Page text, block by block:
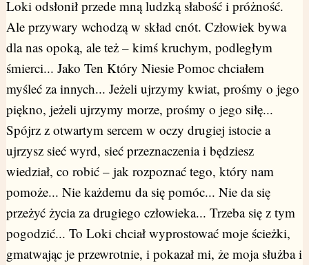
Loki odsłonił przede mną ludzką słabość i próżność.
Ale przywary wchodzą w skład cnót. Człowiek bywa
dla nas opoką, ale też – kimś kruchym, podległym
śmierci... Jako Ten Który Niesie Pomoc chciałem
myśleć za innych... Jeżeli ujrzymy kwiat, prośmy o jego
piękno, jeżeli ujrzymy morze, prośmy o jego siłę...
Spójrz z otwartym sercem w oczy drugiej istocie a
ujrzysz sieć wyrd, sieć przeznaczenia i będziesz
wiedział, co robić – jak rozpoznać tego, który nam
pomoże... Nie każdemu da się pomóc... Nie da się
przeżyć życia za drugiego człowieka... Trzeba się z tym
pogodzić... To Loki chciał wyprostować moje ścieżki,
gmatwając je przewrotnie, i pokazał mi, że moja służba i